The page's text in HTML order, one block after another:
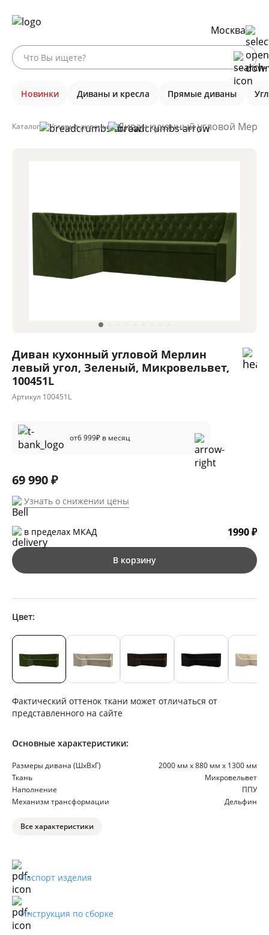
Москва
Новинки Диваны и кресла Прямые диваны
Каталог Угловые диваны Диван кухонный угловой
Диван кухонный угловой Мерлин
левый угол, Зеленый, Микровельвет,
100451L
Артикул 100451L
от6 999₽ в месяц
69 990 ₽
Узнать о снижении цены
в пределах МКАД 1990 ₽
В корзину
Цвет:
Фактический оттенок ткани может отличаться от
представленного на сайте
Основные характеристики:
Размеры дивана (ШхВхГ)
2000 мм х 880 мм х 1300 мм
Ткань
Микровельвет
Наполнение
ППУ
Механизм трансформации
Дельфин
Все характеристики
Паспорт изделия
Инструкция по сборке